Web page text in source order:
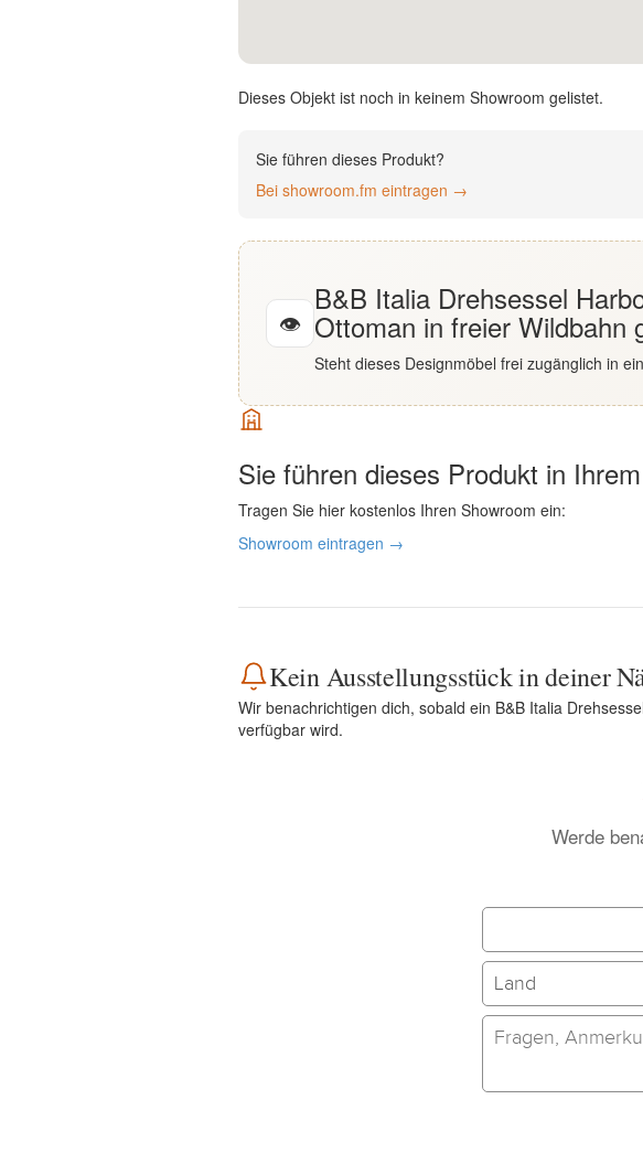
Dieses Objekt ist noch in keinem Showroom gelistet.
Sie führen dieses Produkt?
Bei showroom.fm eintragen →
👁
B&B Italia Drehsessel
Ottoman in freier Wildbahn
Steht dieses Designmöbel frei zugänglich in
Sie führen dieses Produkt in
Tragen Sie hier kostenlos Ihren Showroom ein:
Showroom eintragen →
Kein Ausstellungsstück in deiner
Wir benachrichtigen dich, sobald ein B&B Italia
verfügbar wird.
Werde